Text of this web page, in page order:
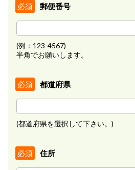
郵便番号
必須
(例：123-4567)
半角でお願いします。
都道府県
必須
(都道府県を選択して下さい。)
住所
必須